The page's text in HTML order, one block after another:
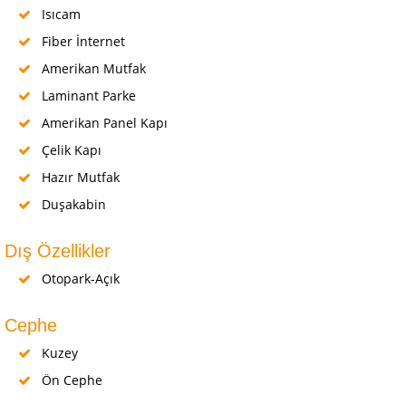
Isıcam
Fiber İnternet
Amerikan Mutfak
Laminant Parke
Amerikan Panel Kapı
Çelik Kapı
Hazır Mutfak
Duşakabin
Dış Özellikler
Otopark-Açık
Cephe
Kuzey
Ön Cephe